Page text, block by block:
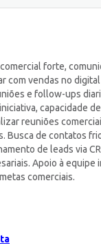
forte,
com vendas no
e follow-ups
capacidade
reuniões
Busca de contatos
de leads via
Apoio à
comerciais.